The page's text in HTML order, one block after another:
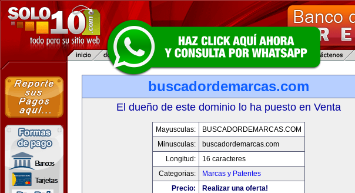
buscadordemarcas.com
El dueño de este dominio lo ha puesto en Venta
Mayusculas:
BUSCADORDEMARCAS.COM
Minusculas:
buscadordemarcas.com
Longitud:
16 caracteres
Categorias:
Marcas y Patentes
Precio:
Realizar una oferta!